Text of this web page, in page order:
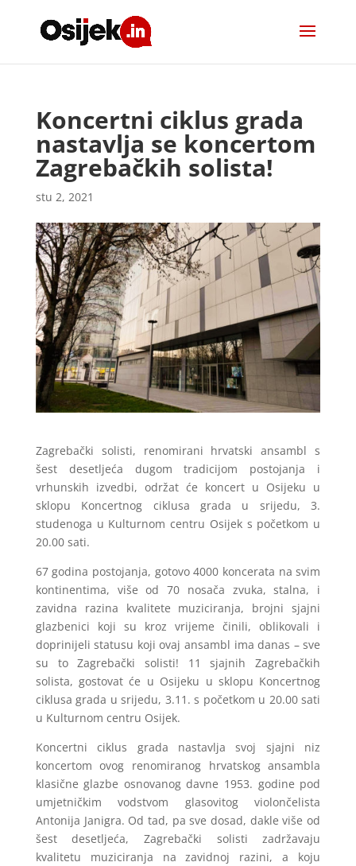
Koncertni ciklus grada
nastavlja se koncertom
Zagrebačkih solista!
stu 2, 2021
Zagrebački solisti, renomirani hrvatski ansambl s
šest desetljeća dugom tradicijom postojanja i
vrhunskih izvedbi, održat će koncert u Osijeku u
sklopu Koncertnog ciklusa grada u srijedu, 3.
studenoga u Kulturnom centru Osijek s početkom u
20.00 sati.
67 godina postojanja, gotovo 4000 koncerata na svim
kontinentima, više od 70 nosača zvuka, stalna, i
zavidna razina kvalitete muziciranja, brojni sjajni
glazbenici koji su kroz vrijeme činili, oblikovali i
doprinijeli statusu koji ovaj ansambl ima danas – sve
su to Zagrebački solisti! 11 sjajnih Zagrebačkih
solista, gostovat će u Osijeku u sklopu Koncertnog
ciklusa grada u srijedu, 3.11. s početkom u 20.00 sati
u Kulturnom centru Osijek.
Koncertni ciklus grada nastavlja svoj sjajni niz
koncertom ovog renomiranog hrvatskog ansambla
klasične glazbe osnovanog davne 1953. godine pod
umjetničkim vodstvom glasovitog violončelista
Antonija Janigra. Od tad, pa sve dosad, dakle više od
šest desetljeća, Zagrebački solisti zadržavaju
kvalitetu muziciranja na zavidnoj razini, a koju